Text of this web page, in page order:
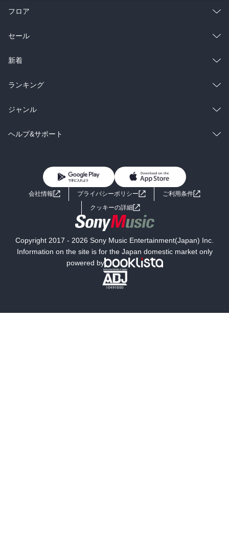
フロア
総合
ラノベ
雑誌・グラビア
BL・TL
セール
総合
ラノベ
雑誌・グラビア
BL・TL
新着
総合
ラノベ
雑誌・グラビア
ランキング
総合
ラノベ
ジャンル
コミック
ライトノベル 男子向けラノベ
小説
海外小説
ミステリー SF
文学
ヘルプ&サポート
よくあるご質問 お問い合わせ
会社情報 プライバシーポリシー
ご利用条件
クッキーの詳細
Copyright 2017 - 2026 Sony Music Entertainment(Japan) Inc.
Information on the site is for the Japan domestic market only
powered by